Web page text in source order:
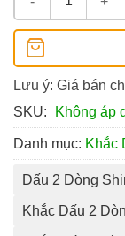
Lưu ý: Giá bán
SKU:
Không áp
Danh mục: Khắc
Dấu 2 Dòng
Khắc Dấu 2